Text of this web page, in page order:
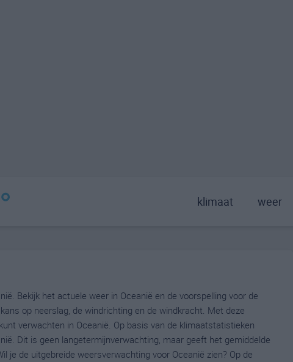
klimaat weer
Bekijk het actuele weer in Oceanië en de voorspelling voor de
op neerslag, de windrichting en de windkracht. Met deze
verwachten in Oceanië. Op basis van de klimaatstatistieken
Dit is geen langetermijnverwachting, maar geeft het gemiddelde
je de uitgebreide weersverwachting voor Oceanië zien? Op de